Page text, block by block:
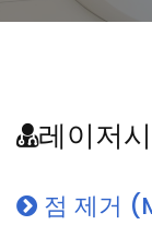
레이저
점 제거